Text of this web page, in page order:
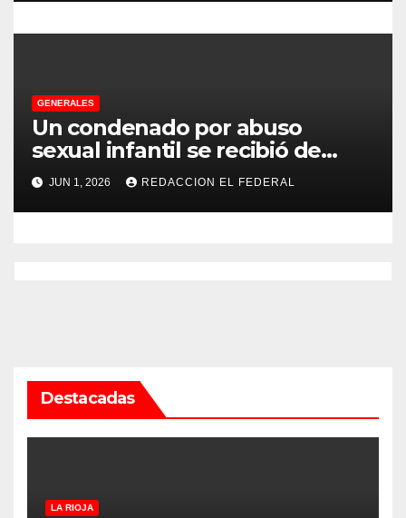
GENERALES
Un condenado por abuso
sexual infantil se recibió de
psicopedagogo dentro del
Servicio Penitenciario de La
Rioja
JUN 1, 2026 REDACCION EL FEDERAL
Destacadas
LA RIOJA